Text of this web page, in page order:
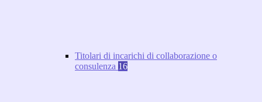
Titolari di incarichi di collaborazione o
consulenza 16